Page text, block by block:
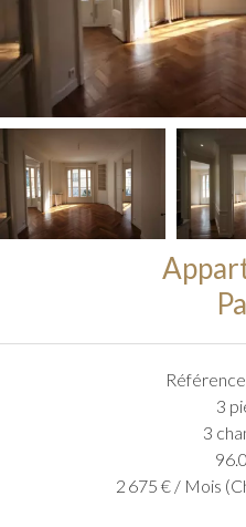
Référence
3
3
2 675 € / Mois